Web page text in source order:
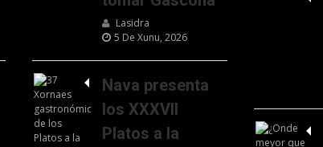
Lasidra
5 De Xunu, 2026
Nava presenta
los XXXVII
Platos a la